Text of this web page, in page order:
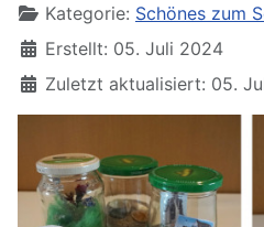
Kategorie: Schönes zum
Erstellt: 05. Juli 2024
Zuletzt aktualisiert: 05.